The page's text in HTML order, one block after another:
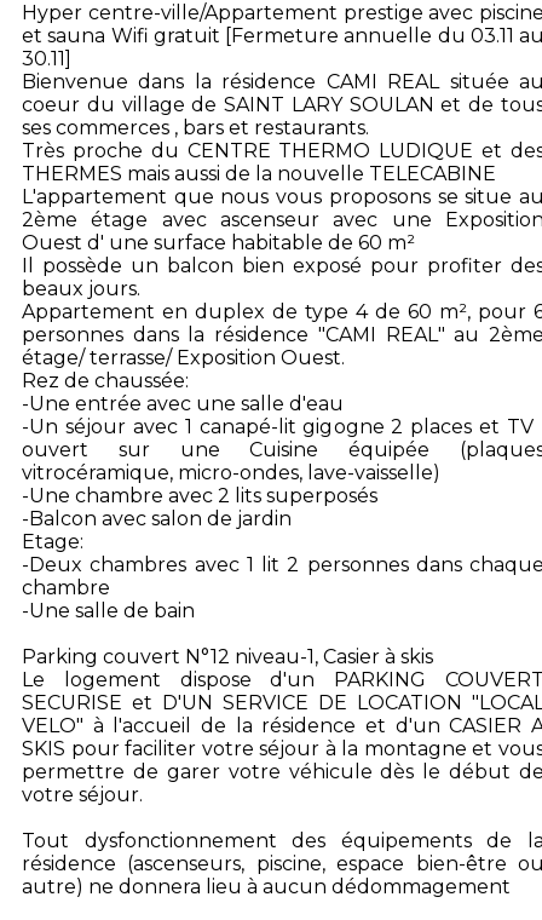
Hyper centre-ville/Appartement prestige avec
et sauna Wifi gratuit [Fermeture annuelle du 03.11
30.11]
Bienvenue dans la résidence CAMI REAL située
coeur du village de SAINT LARY SOULAN et de
ses commerces , bars et restaurants.
Très proche du CENTRE THERMO LUDIQUE et
THERMES mais aussi de la nouvelle TELECABINE
L'appartement que nous vous proposons se situe
2ème étage avec ascenseur avec une
Ouest d' une surface habitable de 60 m²
Il possède un balcon bien exposé pour profiter
beaux jours.
Appartement en duplex de type 4 de 60 m², pour
personnes dans la résidence "CAMI REAL" au
étage/ terrasse/ Exposition Ouest.
Rez de chaussée:
-Une entrée avec une salle d'eau
-Un séjour avec 1 canapé-lit gigogne 2 places et TV
ouvert sur une Cuisine équipée
vitrocéramique, micro-ondes, lave-vaisselle)
-Une chambre avec 2 lits superposés
-Balcon avec salon de jardin
Etage:
-Deux chambres avec 1 lit 2 personnes dans
chambre
-Une salle de bain
Parking couvert N°12 niveau-1, Casier à skis
Le logement dispose d'un PARKING
SECURISE et D'UN SERVICE DE LOCATION
VELO" à l'accueil de la résidence et d'un CASIER
SKIS pour faciliter votre séjour à la montagne et
permettre de garer votre véhicule dès le début
votre séjour.
Tout dysfonctionnement des équipements de
résidence (ascenseurs, piscine, espace bien-être
autre) ne donnera lieu à aucun dédommagement